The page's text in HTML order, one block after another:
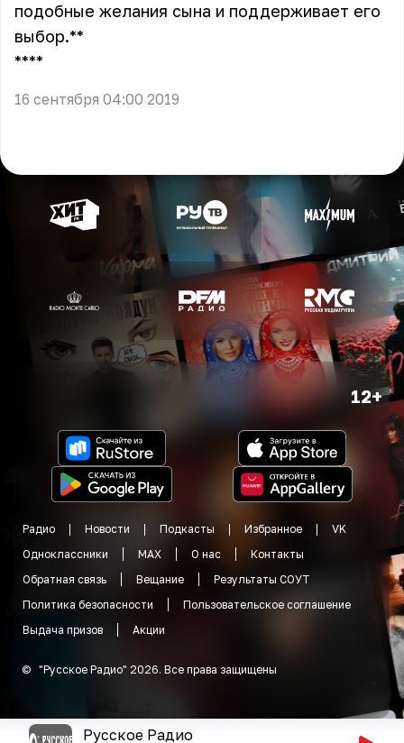
подобные желания сына и поддерживает его
выбор. **
** **
16 сентября 04:00 2019
12+
Радио Новости Подкасты Избранное
VK
Одноклассники
MAX О нас
Контакты
Обратная связь
Вещание
Результаты СОУТ
Политика безопасности
Пользовательское соглашение
Выдача призов
Акции
© "Русское Радио" 2026. Все права защищены
Русское Радио